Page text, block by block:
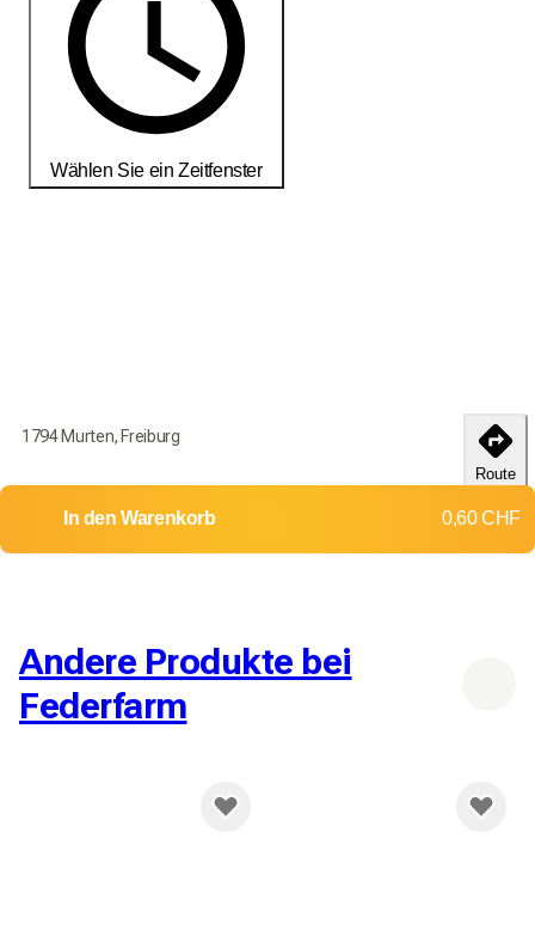
Wählen Sie ein Zeitfenster
1794 Murten, Freiburg
Route
In den Warenkorb 0,60 CHF
Andere Produkte bei
Federfarm